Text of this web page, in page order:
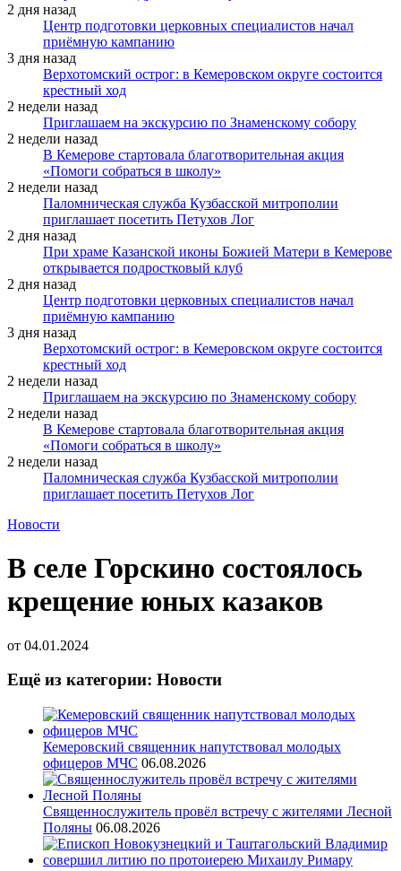
2 дня назад
Центр подготовки церковных специалистов начал
приёмную кампанию
3 дня назад
Верхотомский острог: в Кемеровском округе состоится
крестный ход
2 недели назад
Приглашаем на экскурсию по Знаменскому собору
2 недели назад
В Кемерове стартовала благотворительная акция
«Помоги собраться в школу»
2 недели назад
Паломническая служба Кузбасской митрополии
приглашает посетить Петухов Лог
2 дня назад
При храме Казанской иконы Божией Матери в Кемерове
открывается подростковый клуб
2 дня назад
Центр подготовки церковных специалистов начал
приёмную кампанию
3 дня назад
Верхотомский острог: в Кемеровском округе состоится
крестный ход
2 недели назад
Приглашаем на экскурсию по Знаменскому собору
2 недели назад
В Кемерове стартовала благотворительная акция
«Помоги собраться в школу»
2 недели назад
Паломническая служба Кузбасской митрополии
приглашает посетить Петухов Лог
Новости
В селе Горскино состоялось
крещение юных казаков
от 04.01.2024
Ещё из категории: Новости
Кемеровский священник напутствовал молодых
офицеров МЧС 06.08.2026
Священнослужитель провёл встречу с жителями Лесной
Поляны 06.08.2026